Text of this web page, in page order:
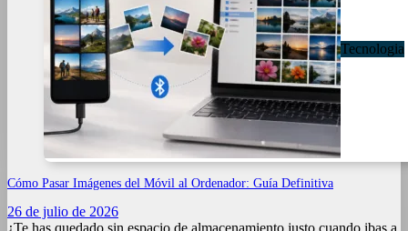
Tecnologia
Cómo Pasar Imágenes del Móvil al Ordenador: Guía Definitiva
26 de julio de 2026
¿Te has quedado sin espacio de almacenamiento justo cuando ibas a